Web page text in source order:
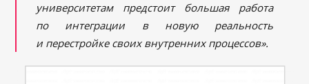
университетам предстоит большая работа
по интеграции в новую реальность
и перестройке своих внутренних процессов».